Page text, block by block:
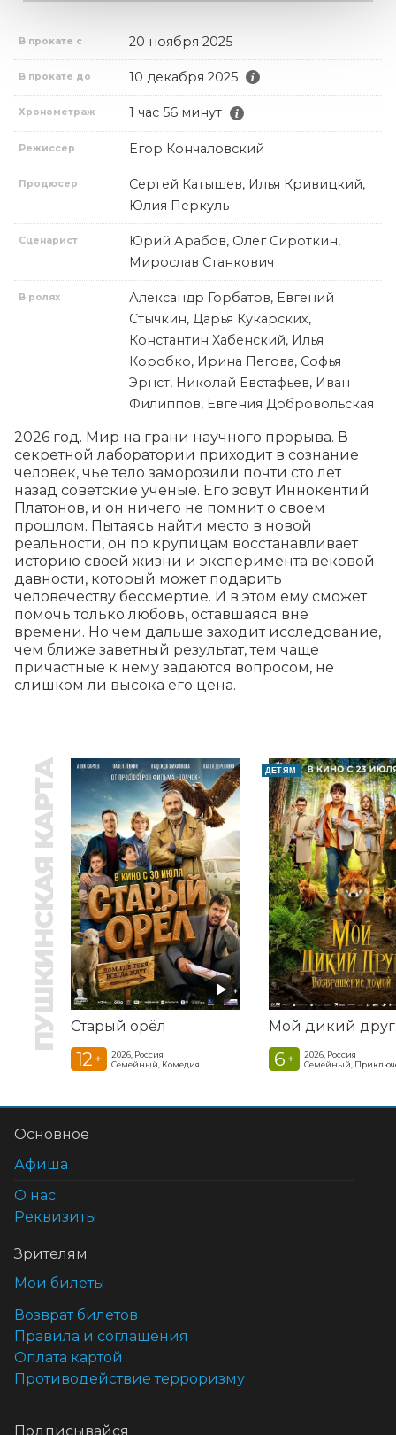
В прокате с 20 ноября 2025
В прокате до 10 декабря 2025
Хронометраж 1 час 56 минут
Режиссер Егор Кончаловский
Продюсер
Сергей Катышев, Илья Кривицкий,
Юлия Перкуль
Сценарист
Юрий Арабов, Олег Сироткин,
Мирослав Станкович
В ролях
Александр Горбатов, Евгений
Стычкин, Дарья Кукарских,
Константин Хабенский, Илья
Коробко, Ирина Пегова, Софья
Эрнст, Николай Евстафьев, Иван
Филиппов, Евгения Добровольская
2026 год. Мир на грани научного прорыва. В
секретной лаборатории приходит в сознание
человек, чье тело заморозили почти сто лет
назад советские ученые. Его зовут Иннокентий
Платонов, и он ничего не помнит о своем
прошлом. Пытаясь найти место в новой
реальности, он по крупицам восстанавливает
историю своей жизни и эксперимента вековой
давности, который может подарить
человечеству бессмертие. И в этом ему сможет
помочь только любовь, оставшаяся вне
времени. Но чем дальше заходит исследование,
чем ближе заветный результат, тем чаще
причастные к нему задаются вопросом, не
слишком ли высока его цена.
ПУШКИНСКАЯ КАРТА Старый орёл
12 +
2026, Россия
Семейный, Комедия
ДЕТЯМ
6 +
2026, Россия
Семейный,
Основное
Афиша
О нас
Реквизиты
Зрителям
Мои билеты
Возврат билетов
Правила и соглашения
Оплата картой
Противодействие терроризму
Подписывайся